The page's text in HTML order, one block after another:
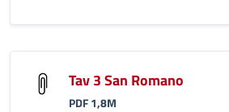
Tav 3 San Romano
PDF 1,8M